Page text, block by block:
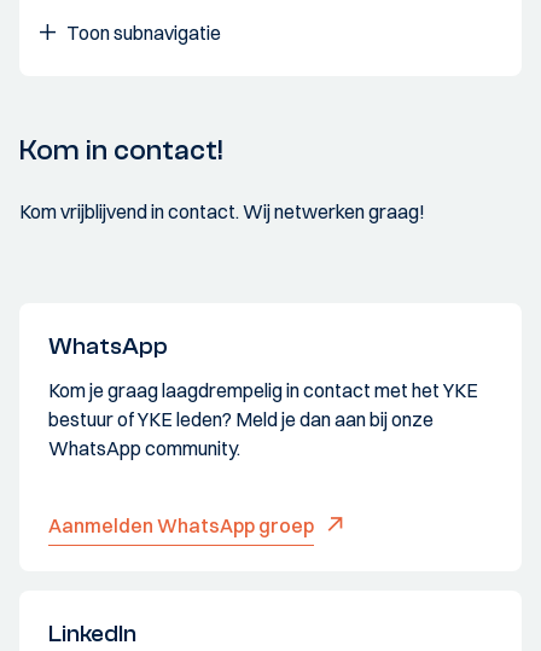
Toon subnavigatie
Kom in contact!
Kom vrijblijvend in contact. Wij netwerken graag!
WhatsApp
Kom je graag laagdrempelig in contact met het YKE
bestuur of YKE leden? Meld je dan aan bij onze
WhatsApp community.
Aanmelden WhatsApp groep
LinkedIn